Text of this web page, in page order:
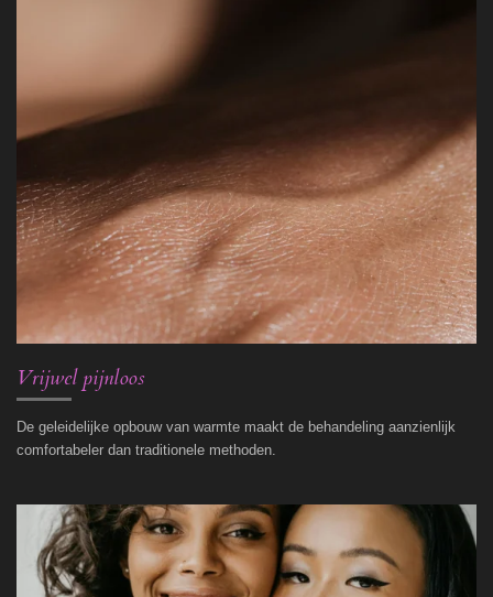
Vrijwel pijnloos
De geleidelijke opbouw van warmte maakt de behandeling aanzienlijk
comfortabeler dan traditionele methoden.